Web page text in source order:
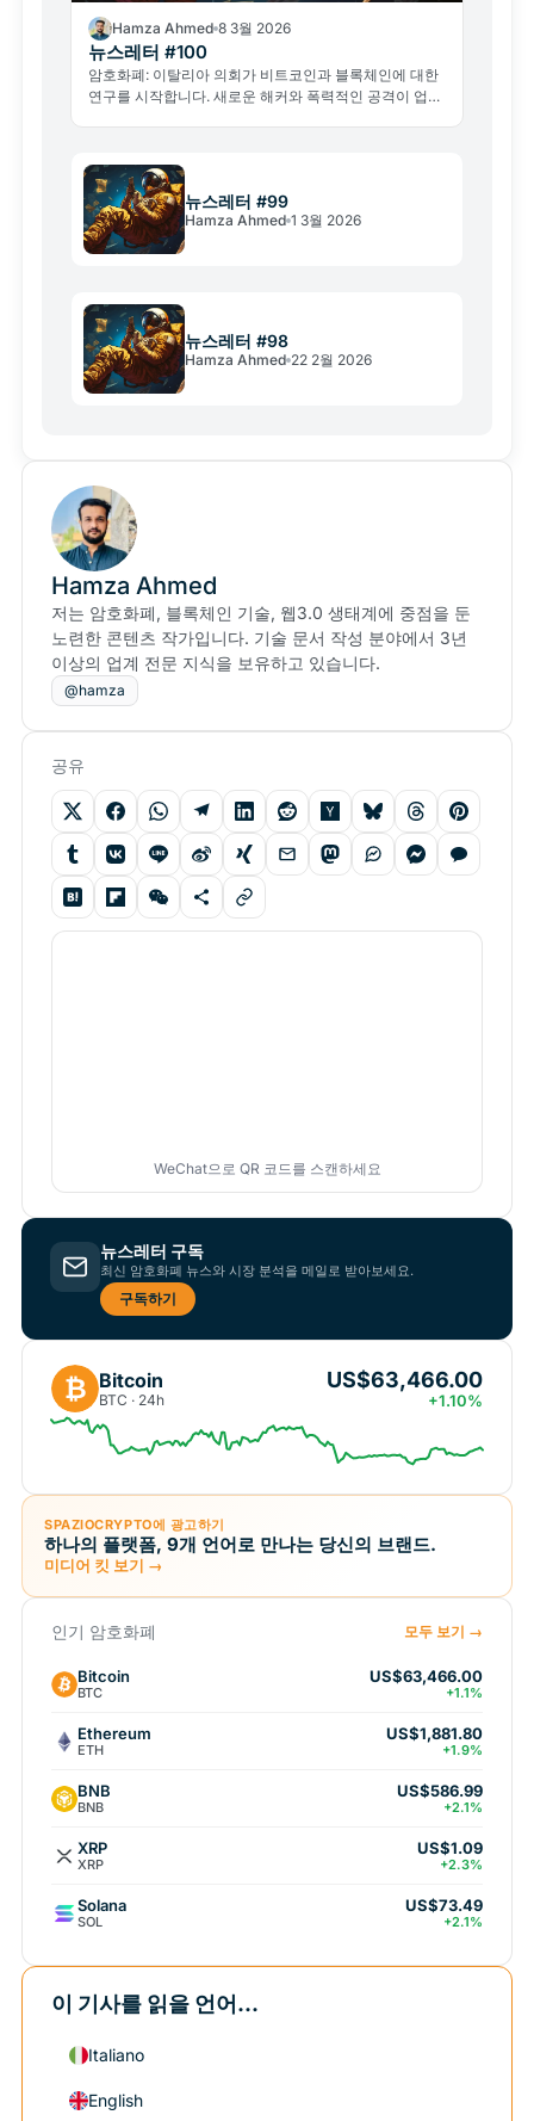
Hamza Ahmed 8 3월 2026
뉴스레터 #100
암호화폐: 이탈리아 의회가 비트코인과 블록체인에 대한
연구를 시작합니다. 새로운 해커와 폭력적인 공격이 업계
뉴스레터 #99
Hamza Ahmed 1 3월 2026
뉴스레터 #98
Hamza Ahmed 22 2월 2026
Hamza Ahmed
저는 암호화폐, 블록체인 기술, 웹3.0 생태계에 중점을 둔
노련한 콘텐츠 작가입니다. 기술 문서 작성 분야에서 3년
이상의 업계 전문 지식을 보유하고 있습니다.
@hamza
공유
WeChat으로 QR 코드를 스캔하세요
뉴스레터 구독
최신 암호화폐 뉴스와 시장 분석을 메일로 받아보세요.
구독하기
₿ Bitcoin
BTC · 24h
US$63,466.00
+1.10%
SPAZIOCRYPTO에 광고하기
하나의 플랫폼, 9개 언어로 만나는 당신의 브랜드.
미디어 킷 보기 →
인기 암호화폐 모두 보기 →
Bitcoin
BTC
US$63,466.00
+1.1%
Ethereum
ETH
US$1,881.80
+1.9%
BNB
BNB
US$586.99
+2.1%
XRP
XRP
US$1.09
+2.3%
Solana
SOL
US$73.49
+2.1%
이 기사를 읽을 언어...
Italiano
English